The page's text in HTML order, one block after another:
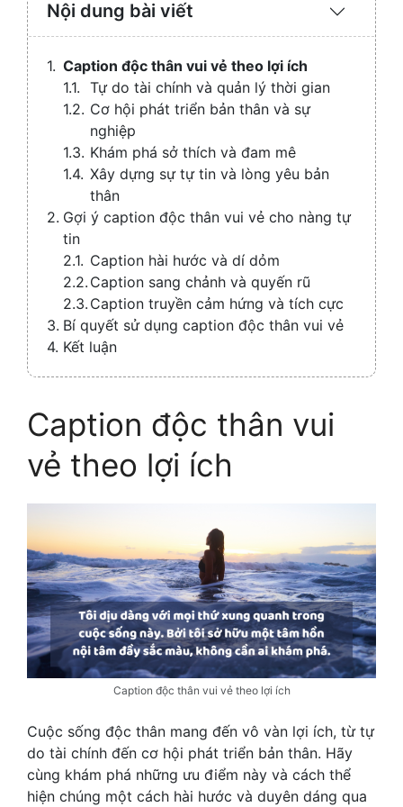
Nội dung bài viết
Expand
Caption độc thân vui vẻ theo lợi ích
Tự do tài chính và quản lý thời gian
Cơ hội phát triển bản thân và sự
nghiệp
Khám phá sở thích và đam mê
Xây dựng sự tự tin và lòng yêu bản
thân
Gợi ý caption độc thân vui vẻ cho nàng tự
tin
Caption hài hước và dí dỏm
Caption sang chảnh và quyến rũ
Caption truyền cảm hứng và tích cực
Bí quyết sử dụng caption độc thân vui vẻ
Kết luận
Caption độc thân vui
vẻ theo lợi ích
Caption độc thân vui vẻ theo lợi ích
Cuộc sống độc thân mang đến vô vàn lợi ích, từ tự
do tài chính đến cơ hội phát triển bản thân. Hãy
cùng khám phá những ưu điểm này và cách thể
hiện chúng một cách hài hước và duyên dáng qua